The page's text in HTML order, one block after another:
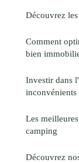
Découvrez
Comment
bien
Investir dans
inconvénients
Les
camping
Découvrez